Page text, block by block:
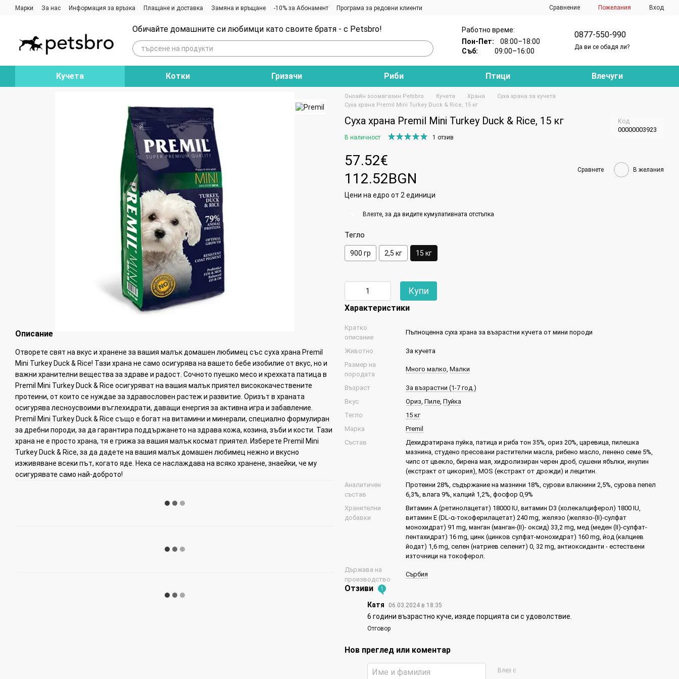
Премини към основното съдържание
Марки За нас Информация за връзка Плащане и доставка Замяна и връщане -10% за Абонамент
Програма за редовни клиенти
Сравнение Пожелания Вход
Обичайте домашните си любимци като своите братя - с Petsbro!
Работно време:
Пон-Пет:08:00–18:00
Съб:09:00–16:00
0877-550-990
Да ви се обадя ли?
Кучета Котки Гризачи Риби Птици Влечуги
Описание
Отворете свят на вкус и хранене за вашия малък домашен любимец със суха храна Premil
Mini Turkey Duck & Rice! Тази храна не само осигурява на вашето бебе изобилие от вкус, но и
важни хранителни вещества за здраве и радост. Сочното пуешко месо и крехката патица в
Premil Mini Turkey Duck & Rice осигуряват на вашия малък приятел висококачествените
протеини, от които се нуждае за здравословен растеж и развитие. Оризът в храната
осигурява лесноусвоими въглехидрати, даващи енергия за активна игра и забавление.
Premil Mini Turkey Duck & Rice също е богат на витамини и минерали, специално формулиран
за дребни породи, за да гарантира поддържането на здрава кожа, козина, зъби и кости. Тази
храна не е просто храна, тя е грижа за вашия малък космат приятел. Изберете Premil Mini
Turkey Duck & Rice, за да дадете на вашия малък домашен любимец нежно и вкусно
изживяване всеки път, когато яде. Нека се наслаждава на всяко хранене, знаейки, че му
осигурявате само най-доброто!
Онлайн зоомагазин Petsbro Кучета Храна
Суха храна за кучета
Суха храна Premil Mini Turkey Duck & Rice, 15 кг
Суха храна Premil Mini Turkey Duck & Rice, 15 кг Код
00000003923
В наличност 1 отзив
57.52€
112.52BGN
Сравнете В желания
Цени на едро от 2 единици
Влезте , за да видите кумулативната отстъпка
Тегло
900 гр 2,5 кг 15 кг
Купи
Характеристики
Кратко
описание
Пълноценна суха храна за възрастни кучета от мини породи
Животно
За кучета
Размер на
породата
Много малко, Малки
Възраст
За възрастни (1-7 год.)
Вкус
Ориз, Пиле, Пуйка
Тегло
15 кг
Марка
Premil
Състав
Дехидратирана пуйка, патица и риба тон 35%, ориз 20%, царевица, пилешка
мазнина, студено пресовани растителни масла, рибено масло, ленено семе 5%,
чипс от цвекло, бирена мая, хидролизиран черен дроб, сушени ябълки, инулин
(екстракт от цикория), MOS (екстракт от дрожди) и лецитин.
Аналитичен
състав
Протеини 28%, съдържание на мазнини 18%, сурови влакнини 2,5%, сурова пепел
6,3%, влага 9%, калций 1,2%, фосфор 0,9%
Хранителни
добавки
Витамин А (ретинолацетат) 18000 IU, витамин D3 (холекалциферол) 1800 IU,
витамин Е (DL-α-токоферилацетат) 240 mg, желязо (желязо-(II)-сулфат
монохидрат) 91 mg, манган (манган-(II)- оксид) 33,2 mg, мед (меден (II)-сулфат-
пентахидрат) 16 mg, цинк (цинков сулфат-монохидрат) 160 mg, йод (калциев
йодат) 1,6 mg, селен (натриев селенит) 0, 32 mg, антиоксиданти - естествени
източници на токоферол.
Държава на
производство
Сърбия
Отзиви 1
Катя 06.03.2024 в 18:35
6 години възрастно куче, изяде порцията си с удоволствие.
Отговор
Нов преглед или коментар
Влез с